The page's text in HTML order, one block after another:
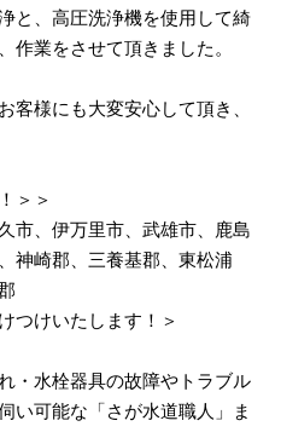
と、高圧洗浄機を使用して綺
作業をさせて頂きました。
客様にも大変安心して頂き、
＞＞
市、伊万里市、武雄市、鹿島
神崎郡、三養基郡、東松浦
つけいたします！＞
・水栓器具の故障やトラブル
い可能な「さが水道職人」ま